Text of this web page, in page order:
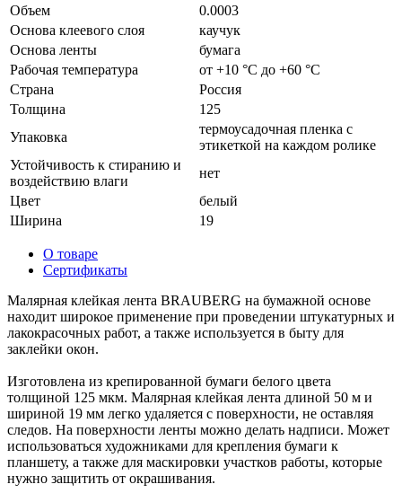
Объем
0.0003
Основа клеевого слоя
каучук
Основа ленты
бумага
Рабочая температура
от +10 °С до +60 °С
Страна
Россия
Толщина
125
Упаковка
термоусадочная пленка с
этикеткой на каждом ролике
Устойчивость к стиранию и
воздействию влаги
нет
Цвет
белый
Ширина
19
О товаре
Сертификаты
Малярная клейкая лента BRAUBERG на бумажной основе
находит широкое применение при проведении штукатурных и
лакокрасочных работ, а также используется в быту для
заклейки окон.
Изготовлена из крепированной бумаги белого цвета
толщиной 125 мкм. Малярная клейкая лента длиной 50 м и
шириной 19 мм легко удаляется с поверхности, не оставляя
следов. На поверхности ленты можно делать надписи. Может
использоваться художниками для крепления бумаги к
планшету, а также для маскировки участков работы, которые
нужно защитить от окрашивания.